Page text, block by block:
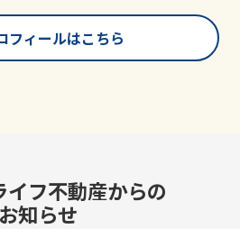
フィールはこちら
イフ不動産からの
お知らせ